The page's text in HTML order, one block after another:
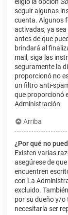
seguir algunas
cuenta. Algunos
activadas, ya
antes de que
brindará al
mail, siga las
seguramente la
proporcionó no
un filtro anti-
que proporcionó
Administración.
Arriba
¿Por qué no
Existen varias
asegúrese de
encuentren
con La
excluido.
por su dueño y/o
necesitaría ser